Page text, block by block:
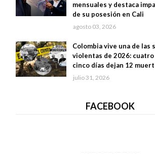
mensuales y destaca
de su posesión en Cali
agosto 03, 2026
Colombia vive una de las
violentas de 2026: cuatro
cinco días dejan 12
julio 31, 2026
FACEBOOK